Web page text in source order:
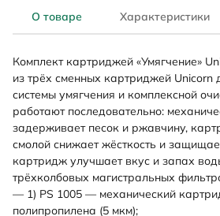
О товаре Характеристики
Комплект картриджей «Умягчение»
из трёх сменных картриджей Unicorn
системы умягчения и комплексной
работают последовательно:
задерживает песок и ржавчину,
смолой снижает жёсткость и
картридж улучшает вкус и запах
трёхколбовых магистральных
— 1) PS 1005 — механический
полипропилена (5 мкм);